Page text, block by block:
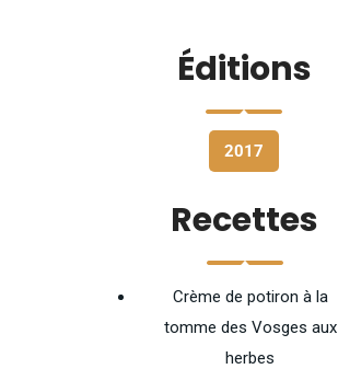
Éditions
2017
Recettes
Crème de potiron à la
tomme des Vosges aux
herbes